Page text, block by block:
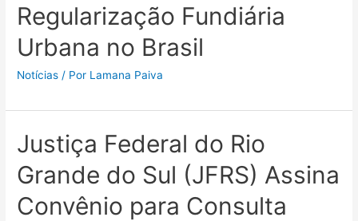
Regularização Fundiária
Urbana no Brasil
Notícias / Por Lamana Paiva
Justiça Federal do Rio
Grande do Sul (JFRS) Assina
Convênio para Consulta